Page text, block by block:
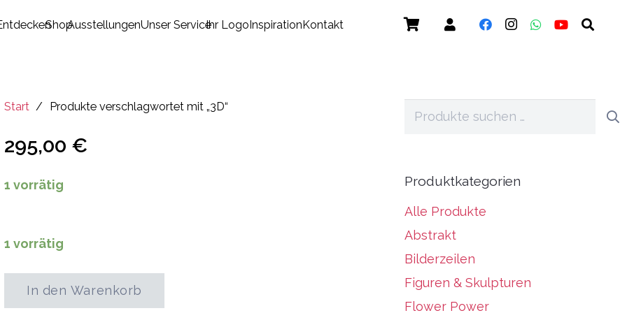
ShopAusstellungenUnser ServiceIhr LogoInspirationKontakt
Start / Produkte verschlagwortet mit „3D“
295,00 €
1 vorrätig
1 vorrätig
Tanz
In den Warenkorb
Suchen
Produktkategorien
Alle Produkte
Abstrakt
Bilderzeilen
Figuren & Skulpturen
Flower Power